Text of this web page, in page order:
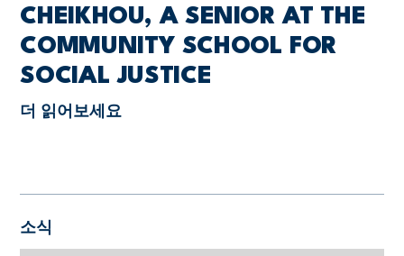
CHEIKHOU, A SENIOR AT THE
COMMUNITY SCHOOL FOR
SOCIAL JUSTICE
더 읽어보세요
소식